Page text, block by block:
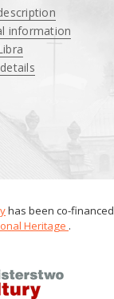
information
has been co-financed
Heritage .